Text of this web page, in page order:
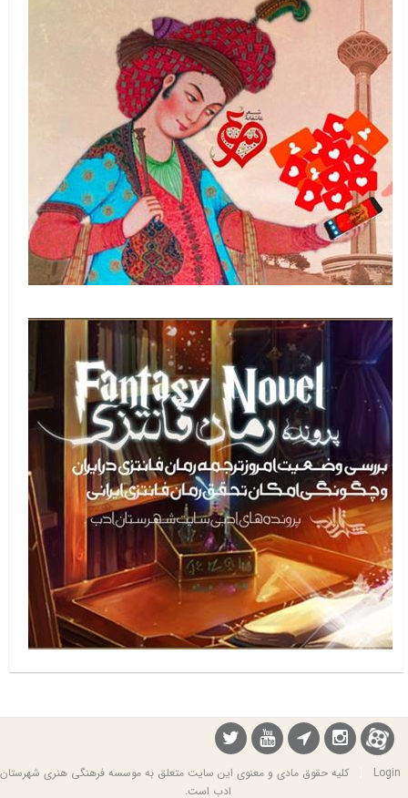
Login
کلیه حقوق مادی و معنوی این سایت متعلق به موسسه فرهنگی هنری شهرستان
ادب است.